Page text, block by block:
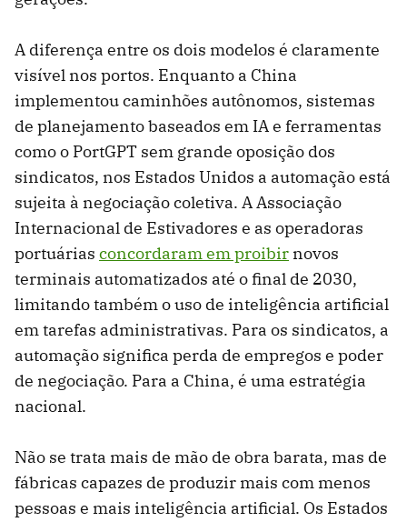
A diferença entre os dois modelos é claramente
visível nos portos. Enquanto a China
implementou caminhões autônomos, sistemas
de planejamento baseados em IA e ferramentas
como o PortGPT sem grande oposição dos
sindicatos, nos Estados Unidos a automação está
sujeita à negociação coletiva. A Associação
Internacional de Estivadores e as operadoras
portuárias concordaram em proibir novos
terminais automatizados até o final de 2030,
limitando também o uso de inteligência artificial
em tarefas administrativas. Para os sindicatos, a
automação significa perda de empregos e poder
de negociação. Para a China, é uma estratégia
nacional.
Não se trata mais de mão de obra barata, mas de
fábricas capazes de produzir mais com menos
pessoas e mais inteligência artificial. Os Estados